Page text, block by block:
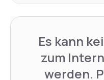
Es kann
zum
werden.